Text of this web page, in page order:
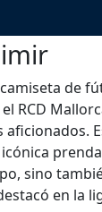
de
RCD
aficionados.
sino
en la